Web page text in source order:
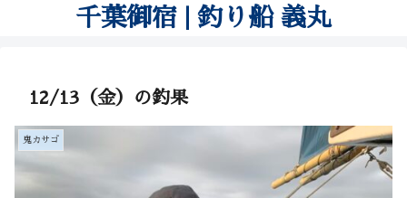
千葉御宿 | 釣り船 義丸
12/13（金）の釣果
鬼カサゴ